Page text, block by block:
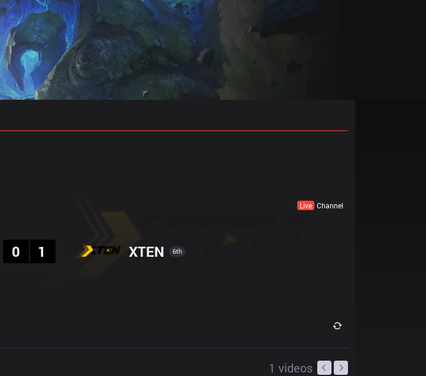
Live Channel
0
1 XTEN 6th
1 videos